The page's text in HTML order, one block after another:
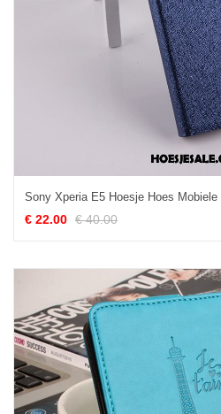
€ 22.00 € 40.00